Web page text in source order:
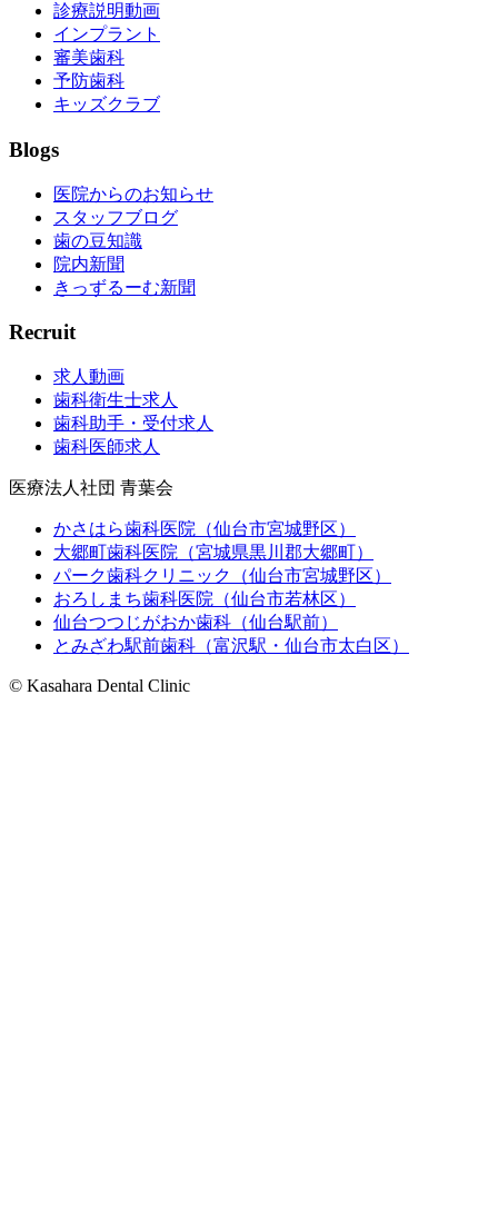
診療説明動画
インプラント
審美歯科
予防歯科
キッズクラブ
Blogs
医院からのお知らせ
スタッフブログ
歯の豆知識
院内新聞
きっずるーむ新聞
Recruit
求人動画
歯科衛生士求人
歯科助手・受付求人
歯科医師求人
医療法人社団 青葉会
かさはら歯科医院（仙台市宮城野区）
大郷町歯科医院（宮城県黒川郡大郷町）
パーク歯科クリニック（仙台市宮城野区）
おろしまち歯科医院（仙台市若林区）
仙台つつじがおか歯科（仙台駅前）
とみざわ駅前歯科（富沢駅・仙台市太白区）
© Kasahara Dental Clinic